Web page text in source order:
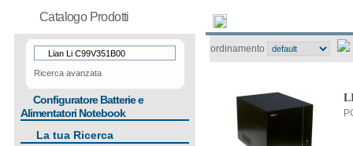
Catalogo Prodotti
Ricerca avanzata
Configuratore Batterie e
Alimentatori Notebook
La tua Ricerca
ordinamento